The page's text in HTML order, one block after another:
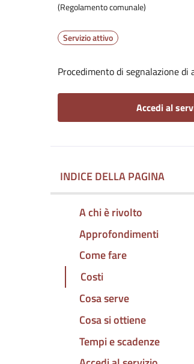
(Regolamento comunale)
Servizio attivo
Procedimento di segnalazione
Accedi al
INDICE DELLA PAGINA
A chi è rivolto
Approfondimenti
Come fare
Costi
Cosa serve
Cosa si ottiene
Tempi e scadenze